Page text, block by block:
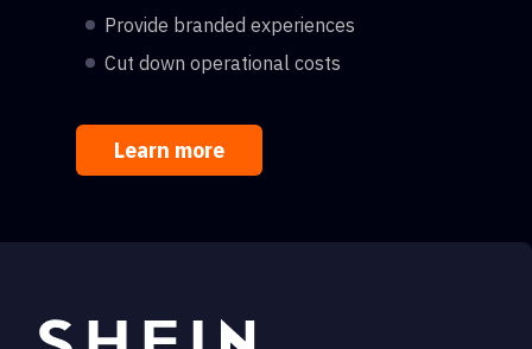
Provide branded experiences
Cut down operational costs
Learn more